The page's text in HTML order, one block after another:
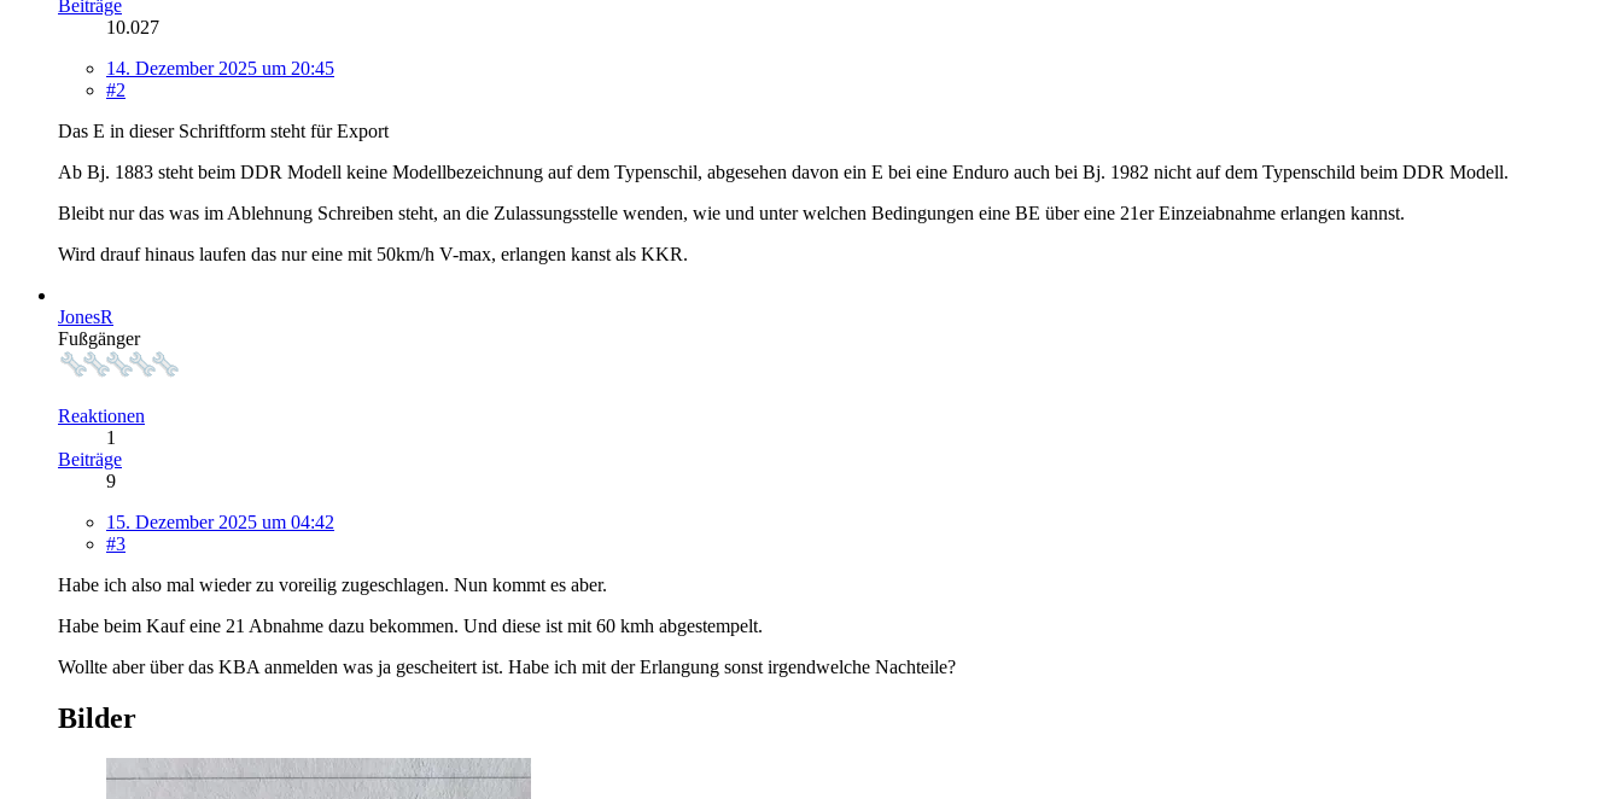
Beiträge
10.027
14. Dezember 2025 um 20:45
#2
Das E in dieser Schriftform steht für Export
Ab Bj. 1883 steht beim DDR Modell keine Modellbezeichnung auf dem Typenschil, abgesehen davon ein E bei eine Enduro auch bei Bj. 1982 nicht auf dem Typenschild beim DDR Modell.
Bleibt nur das was im Ablehnung Schreiben steht, an die Zulassungsstelle wenden, wie und unter welchen Bedingungen eine BE über eine 21er Einzeiabnahme erlangen kannst.
Wird drauf hinaus laufen das nur eine mit 50km/h V-max, erlangen kanst als KKR.
JonesR
Fußgänger
Reaktionen
1
Beiträge
9
15. Dezember 2025 um 04:42
#3
Habe ich also mal wieder zu voreilig zugeschlagen. Nun kommt es aber.
Habe beim Kauf eine 21 Abnahme dazu bekommen. Und diese ist mit 60 kmh abgestempelt.
Wollte aber über das KBA anmelden was ja gescheitert ist. Habe ich mit der Erlangung sonst irgendwelche Nachteile?
Bilder